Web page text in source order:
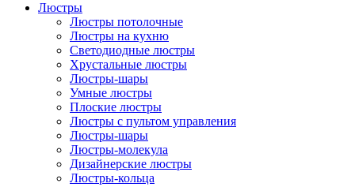
Люстры
Люстры потолочные
Люстры на кухню
Светодиодные люстры
Хрустальные люстры
Люстры-шары
Умные люстры
Плоские люстры
Люстры с пультом управления
Люстры-шары
Люстры-молекула
Дизайнерские люстры
Люстры-кольца